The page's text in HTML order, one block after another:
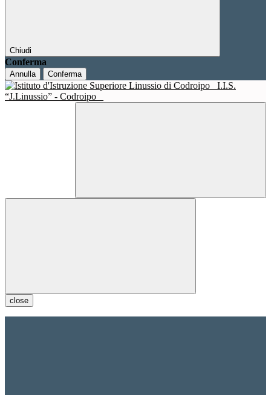
Chiudi
Conferma
Annulla Conferma
I.I.S.
“J.Linussio” - Codroipo
close